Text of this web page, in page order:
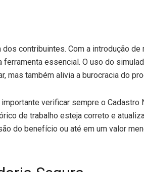
contribuintes. Com a introdução de
essencial. O uso do
mas também alivia a burocracia do
verificar sempre o Cadastro
de trabalho esteja correto e
do benefício ou até em um valor